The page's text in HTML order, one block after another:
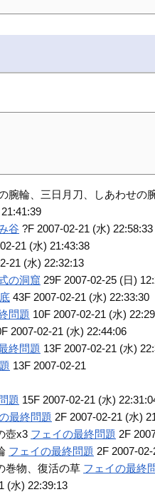
腕輪、三日月刀、しあわせの
谷 ?F 2007-02-21 (水) 22:58:33
21 (水) 21:43:38
21 (水) 22:32:13
の洞窟 29F 2007-02-25 (日)
43F 2007-02-21 (水) 22:33:30
問題 10F 2007-02-21 (水)
2007-02-21 (水) 22:44:06
終問題 13F 2007-02-21 (水)
13F 2007-02-21
題 15F 2007-02-21 (水)
最終問題 2F 2007-02-21 (水)
壺x3 フェイの最終問題 2F
フェイの最終問題 2F 2007-
巻物、復活の草 フェイの最終
(水) 22:39:13